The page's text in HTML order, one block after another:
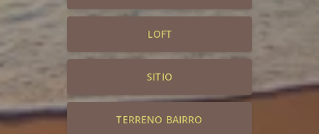
LOFT
SITIO
TERRENO BAIRRO